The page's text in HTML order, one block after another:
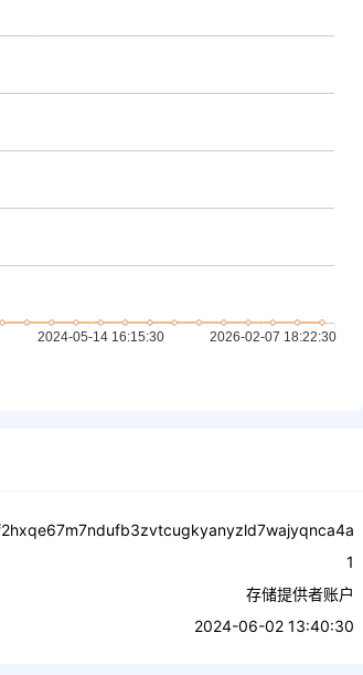
1
存储提供者账户
2024-06-02 13:40:30